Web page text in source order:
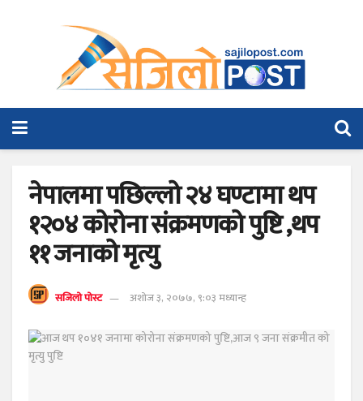
नेपालमा पछिल्लो २४ घण्टामा थप
१२०४ कोरोना संक्रमणको पुष्टि ,थप
११ जनाको मृत्यु
सजिलो पोस्ट अशोज ३, २०७७, ९:०३ मध्यान्ह